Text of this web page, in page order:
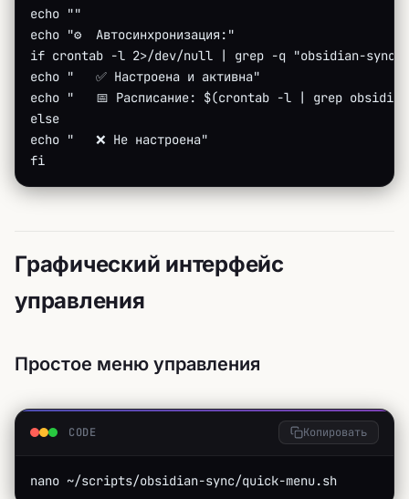
echo ""
echo "⚙️  Автосинхронизация:"
if crontab -l 2>/dev/null | grep -q "obsidian-
echo "   ✅ Настроена и активна"
echo "   📅 Расписание: $(crontab -l | grep
else
echo "   ❌ Не настроена"
fi
Графический интерфейс
управления
Простое меню управления
CODE Копировать
nano ~/scripts/obsidian-sync/quick-menu.sh